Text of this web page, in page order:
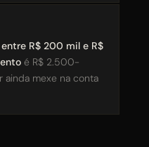
R$ 200 mil e R$
é R$ 2.500-
mexe na conta